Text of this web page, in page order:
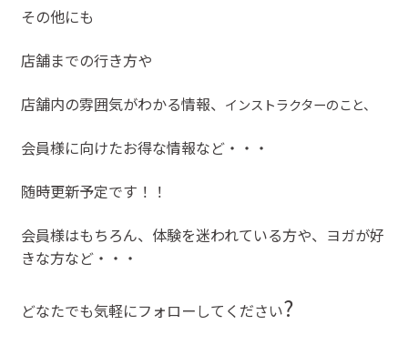
その他にも
店舗までの行き方や
店舗内の雰囲気がわかる情報、 インストラクターのこと、
会員様に向けたお得な情報など・・・
随時更新予定です！！
会員様はもちろん、体験を迷われている方や、ヨガが好
きな方など・・・
どなたでも気軽にフォローしてください?